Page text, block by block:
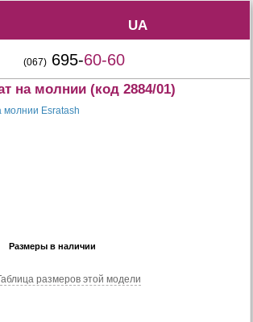
UA
UA
(067) 695-60-60
на молнии (код 2884/01)
Размеры в наличии
размеров этой модели